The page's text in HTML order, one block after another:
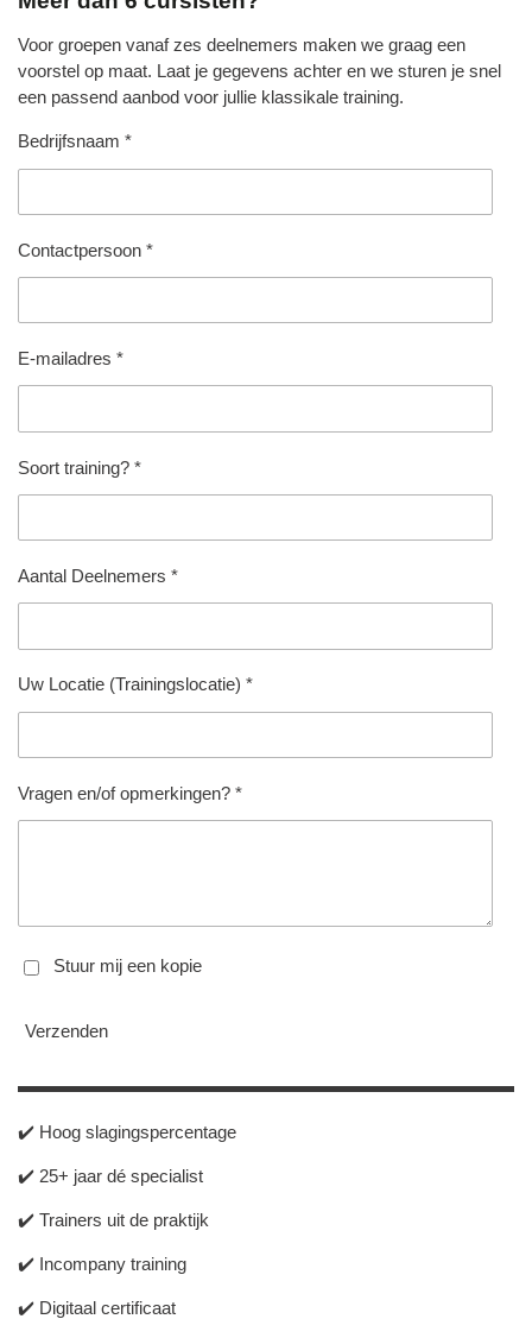
Voor groepen vanaf zes deelnemers maken we graag een
voorstel op maat. Laat je gegevens achter en we sturen je snel
een passend aanbod voor jullie klassikale training.
Bedrijfsnaam *
Contactpersoon *
E-mailadres *
Soort training? *
Aantal Deelnemers *
Uw Locatie (Trainingslocatie) *
Vragen en/of opmerkingen? *
Stuur mij een kopie
Verzenden
✔️ Hoog slagingspercentage
✔️ 25+ jaar dé specialist
✔️ Trainers uit de praktijk
✔️ Incompany training
✔️ Digitaal certificaat